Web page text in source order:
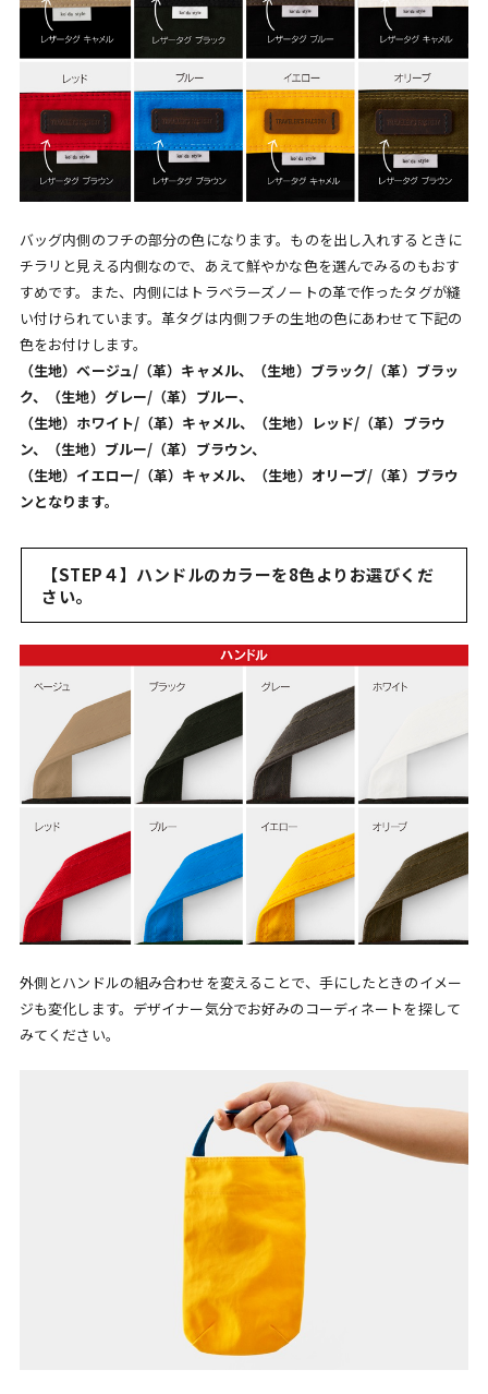
バッグ内側のフチの部分の色になります。ものを出し入れするときに
チラリと見える内側なので、あえて鮮やかな色を選んでみるのもおす
すめです。また、内側にはトラベラーズノートの革で作ったタグが縫
い付けられています。革タグは内側フチの生地の色にあわせて下記の
色をお付けします。
（生地）ベージュ/（革）キャメル、（生地）ブラック/（革）ブラッ
ク、（生地）グレー/（革）ブルー、
（生地）ホワイト/（革）キャメル、（生地）レッド/（革）ブラウ
ン、（生地）ブルー/（革）ブラウン、
（生地）イエロー/（革）キャメル、（生地）オリーブ/（革）ブラウ
ンとなります。
【STEP４】ハンドルのカラーを8色よりお選びくだ
さい。
外側とハンドルの組み合わせを変えることで、手にしたときのイメー
ジも変化します。デザイナー気分でお好みのコーディネートを探して
みてください。